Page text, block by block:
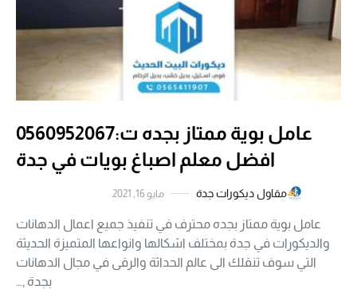
عامل بوية ممتاز بجده ت:0560952067
افضل معلم اصباغ بويات في جدة
مقاول ديكورات جدة مايو 16, 2021
عامل بوية ممتاز بجده محترف في تنفيذ جميع اعمال الدهانات
والديكورات في جدة بمختلف اشكالها وانواعها المتميزة الحديثة
التي سوف تنقلك الى عالم الحداثة والرقى في مجال الدهانات
بجدة ,…